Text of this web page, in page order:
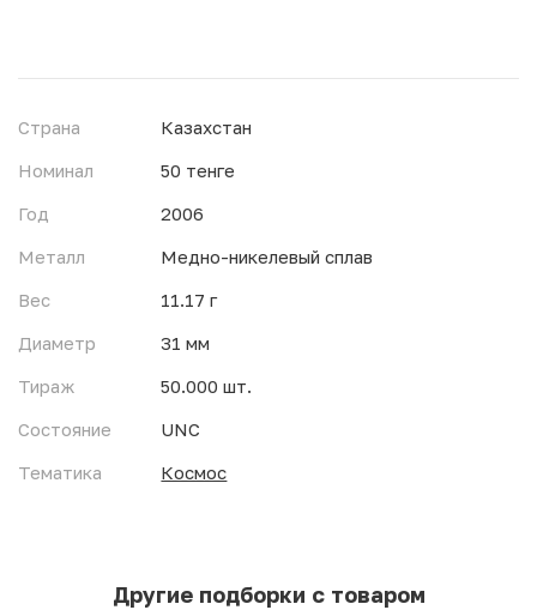
Страна
Казахстан
Номинал
50 тенге
Год
2006
Металл
Медно-никелевый сплав
Вес
11.17 г
Диаметр
31 мм
Тираж
50.000 шт.
Состояние
UNC
Тематика
Космос
Другие подборки с товаром